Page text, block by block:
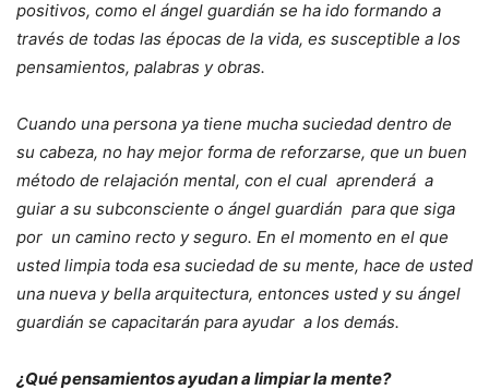
positivos, como el ángel guardián se ha ido formando a
través de todas las épocas de la vida, es susceptible a los
pensamientos, palabras y obras.
Cuando una persona ya tiene mucha suciedad dentro de
su cabeza, no hay mejor forma de reforzarse, que un buen
método de relajación mental, con el cual aprenderá a
guiar a su subconsciente o ángel guardián para que siga
por un camino recto y seguro. En el momento en el que
usted limpia toda esa suciedad de su mente, hace de usted
una nueva y bella arquitectura, entonces usted y su ángel
guardián se capacitarán para ayudar a los demás.
¿Qué pensamientos ayudan a limpiar la mente?